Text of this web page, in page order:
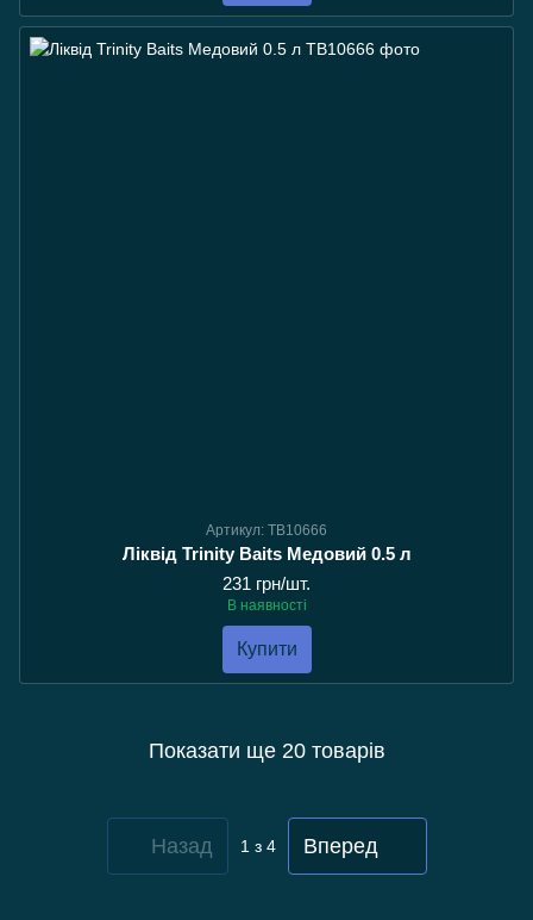
Артикул: TB10666
Ліквід Trinity Baits Медовий 0.5 л
231 грн/шт.
В наявності
Купити
Показати ще 20 товарів
Назад 1 з 4 Вперед